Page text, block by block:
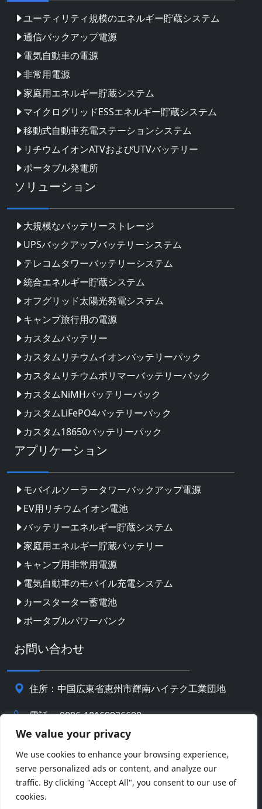
We value your privacy
We use cookies to enhance your browsing experience,
serve personalized ads or content, and analyze our
traffic. By clicking "Accept All", you consent to our use of
cookies.
ユーティリティ規模のエネルギー貯蔵システム
通信バックアップ電源
電気自動車の電源
非常用電源
家庭用エネルギー貯蔵システム
マイクログリッドESSエネルギー貯蔵システム
移動式自動車充電ステーションシステム
リチウムイオンATVおよびUTVバッテリー
ポータブル発電所
ソリューション
大規模なバッテリーストレージ
UPSバックアップバッテリーシステム
テレコムタワーバッテリーシステム
統合エネルギー貯蔵システム
オフグリッド太陽光発電システム
キャンプ旅行用の電源
カスタムバッテリー
カスタムリチウムイオンバッテリーパック
カスタムリチウムポリマーバッテリーパック
カスタムNiMHバッテリーパック
カスタムLiFePO4バッテリーパック
カスタム18650バッテリーパック
アプリケーション
モバイルソーラータワーバックアップ電源
EV用リチウムイオン電池
バッテリーエネルギー貯蔵システム
家庭用エネルギー貯蔵バッテリー
キャンプ用非常用電源
電気自動車のモバイル充電システム
カースターター蓄電池
ポータブルパワーバンク
お問い合わせ
住所：中国広東省恵州市輝南ハイテク工業団地
電話： 0086-18169936698
info@jbbatterychina.com
プライバシーポリシー